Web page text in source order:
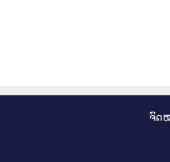
ຈົດ​